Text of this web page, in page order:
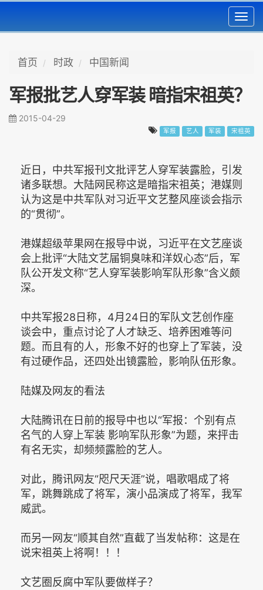
首页 时政 中国新闻
军报批艺人穿军装 暗指宋祖英？
2015-04-29
军报 艺人 军装 宋祖英
近日，中共军报刊文批评艺人穿军装露脸，引发
诸多联想。大陆网民称这是暗指宋祖英；港媒则
认为这是中共军队对习近平文艺整风座谈会指示
的“贯彻”。
港媒超级苹果网在报导中说，习近平在文艺座谈
会上批评“大陆文艺届铜臭味和洋奴心态”后，军
队公开发文称“艺人穿军装影响军队形象”含义颇
深。
中共军报28日称，4月24日的军队文艺创作座
谈会中，重点讨论了人才缺乏、培养困难等问
题。而且有的人，形象不好的也穿上了军装，没
有过硬作品，还四处出镜露脸，影响队伍形象。
陆媒及网友的看法
大陆腾讯在日前的报导中也以“军报：个别有点
名气的人穿上军装 影响军队形象”为题，来抨击
有名无实，却频频露脸的艺人。
对此，腾讯网友“咫尺天涯”说，唱歌唱成了将
军，跳舞跳成了将军，演小品演成了将军，我军
威武。
而另一网友“顺其自然”直截了当发帖称：这是在
说宋祖英上将啊！！！
文艺圈反腐中军队要做样子？